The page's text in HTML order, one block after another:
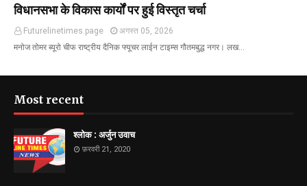
विधानसभा के विकास कार्यों पर हुई विस्तृत चर्चा
Futurelinetimes.page
अगस्त 05, 2026
मनोज तोमर ब्यूरो चीफ राष्ट्रीय दैनिक फ्यूचर लाईन टाइम्स गौतमबुद्ध नगर। लख…
Most recent
श्लोक : अर्जुन उवाच
फ़रवरी 21, 2020